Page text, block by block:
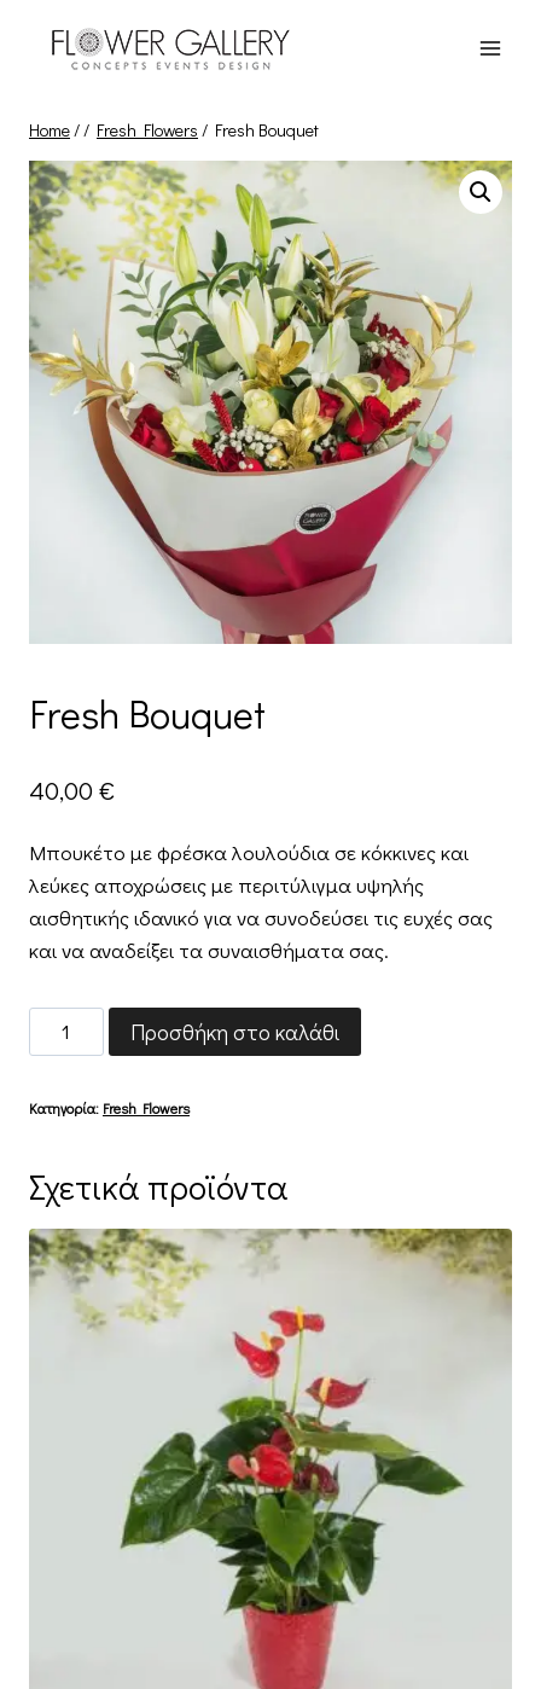
Home// Fresh Flowers / Fresh Βouquet
Fresh Βouquet
40,00 €
Μπουκέτο με φρέσκα λουλούδια σε κόκκινες και
λεύκες αποχρώσεις με περιτύλιγμα υψηλής
αισθητικής ιδανικό για να συνοδεύσει τις ευχές σας
και να αναδείξει τα συναισθήματα σας.
Fresh
Βouquet
Προσθήκη στο καλάθι
Κατηγορία: Fresh Flowers
Σχετικά προϊόντα